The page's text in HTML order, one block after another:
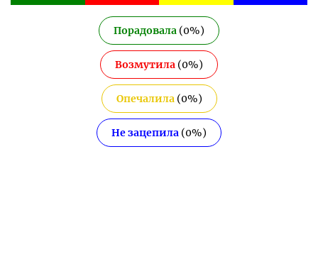
Порадовала (0%)
Возмутила (0%)
Опечалила (0%)
Не зацепила (0%)